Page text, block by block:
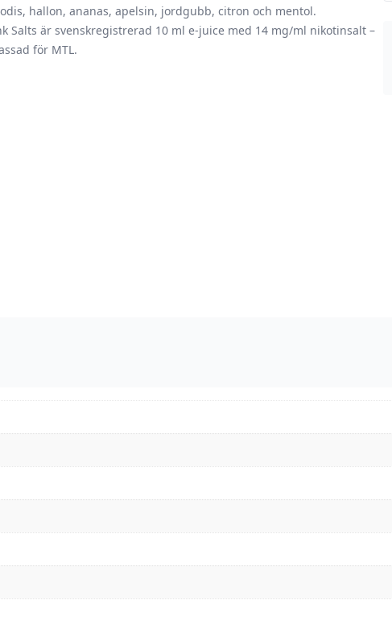
hallon, ananas, apelsin, jordgubb, citron och mentol.
Salts är svenskregistrerad 10 ml e-juice med 14 mg/ml nikotinsalt –
för MTL.